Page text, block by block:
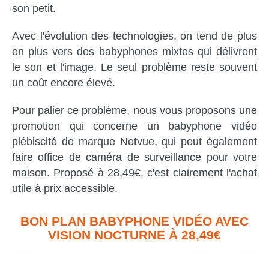
son petit.
Avec l'évolution des technologies, on tend de plus
en plus vers des babyphones mixtes qui délivrent
le son et l'image. Le seul problème reste souvent
un coût encore élevé.
Pour palier ce problème, nous vous proposons une
promotion qui concerne un babyphone vidéo
plébiscité de marque Netvue, qui peut également
faire office de caméra de surveillance pour votre
maison. Proposé à 28,49€, c'est clairement l'achat
utile à prix accessible.
BON PLAN BABYPHONE VIDÉO AVEC
VISION NOCTURNE À 28,49€